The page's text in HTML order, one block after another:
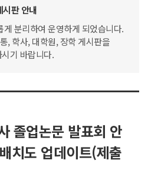
시판 안내
분리하여 운영하게 되었습니다.
, 학사, 대학원, 장학 게시판을
기 바랍니다.
졸업논문 발표회 안
치도 업데이트(제출